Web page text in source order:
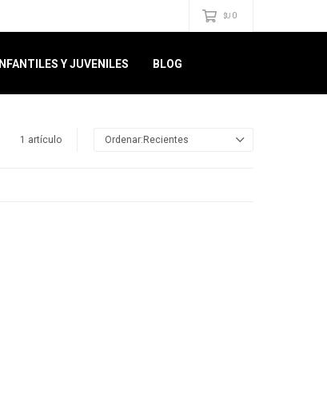
INFANTILES Y JUVENILES BLOG
$U 0
1 artículo Recientes